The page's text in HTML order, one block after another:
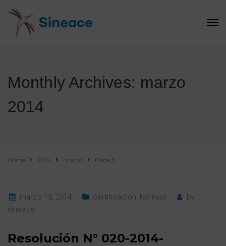
Monthly Archives: marzo
2014
Home 2014 marzo Page 3
marzo 13, 2014 certificacion, Normas
by
sineace
Resolución N° 020-2014-